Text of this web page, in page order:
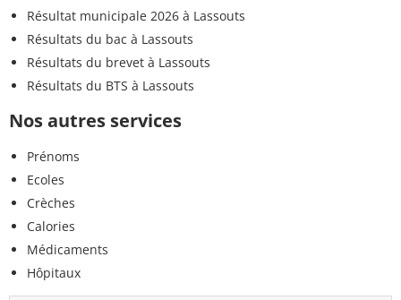
Résultat municipale 2026 à Lassouts
Résultats du bac à Lassouts
Résultats du brevet à Lassouts
Résultats du BTS à Lassouts
Nos autres services
Prénoms
Ecoles
Crèches
Calories
Médicaments
Hôpitaux